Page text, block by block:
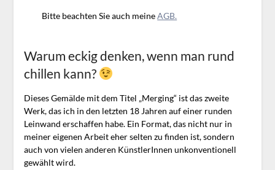
Bitte beachten Sie auch meineAGB.
Warum eckig denken, wenn man rund
chillen kann?
Dieses Gemälde mit dem Titel „Merging“ ist das zweite
Werk, das ich in den letzten 18 Jahren auf einer runden
Leinwand erschaffen habe. Ein Format, das nicht nur in
meiner eigenen Arbeit eher selten zu finden ist, sondern
auch von vielen anderen KünstlerInnen unkonventionell
gewählt wird.